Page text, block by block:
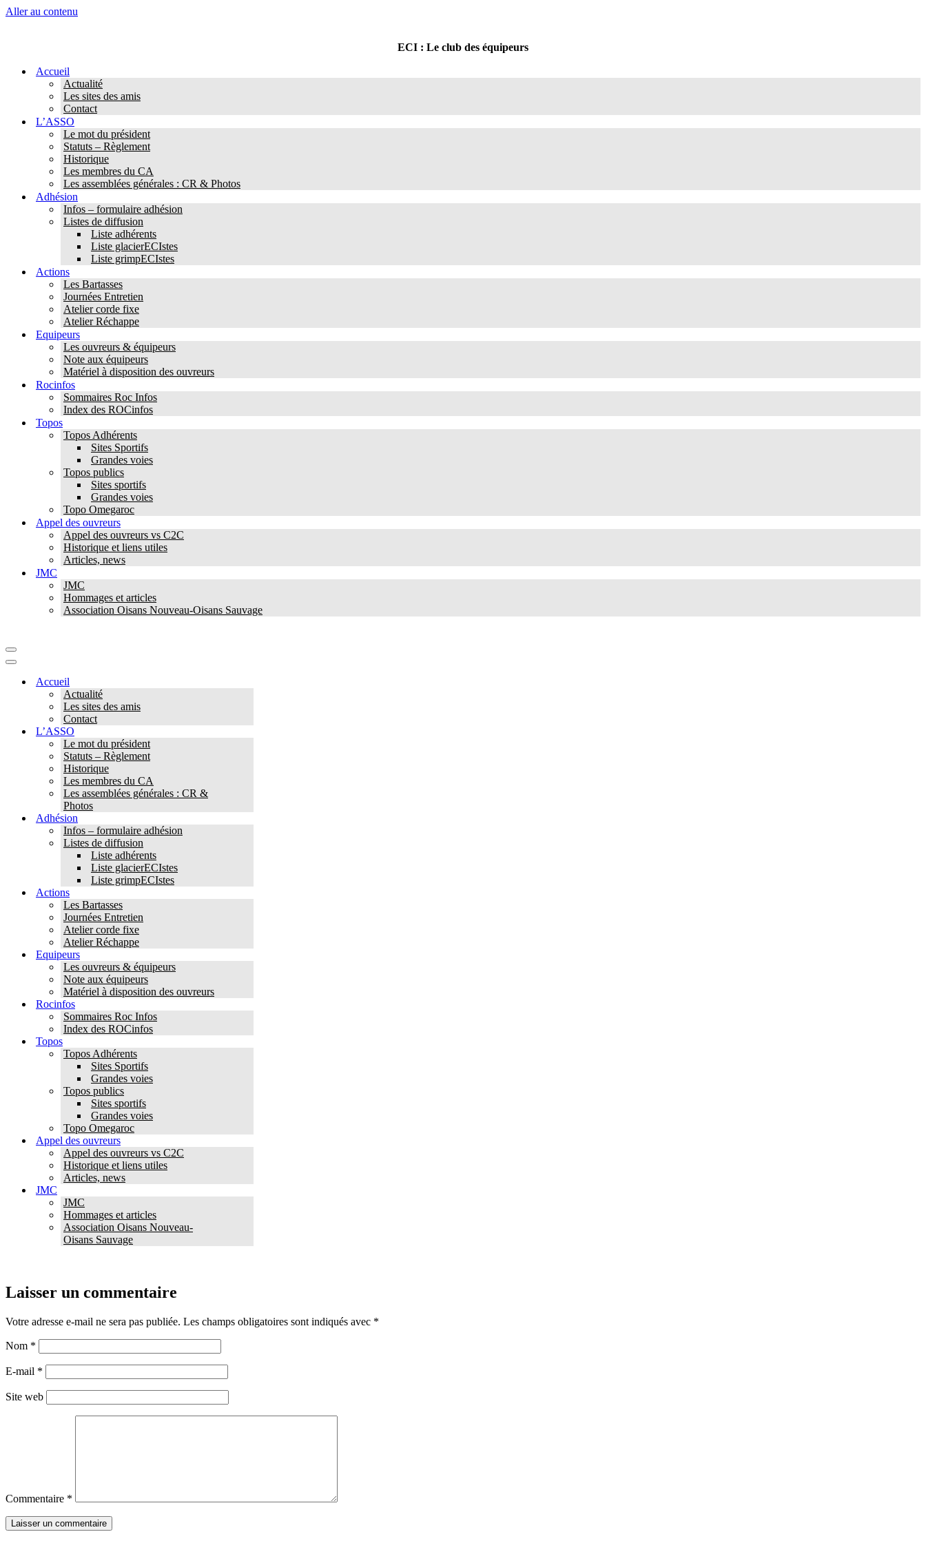
Aller au contenu
ECI : Le club des équipeurs
Accueil
Actualité
Les sites des amis
Contact
L’ASSO
Le mot du président
Statuts – Règlement
Historique
Les membres du CA
Les assemblées générales : CR & Photos
Adhésion
Infos – formulaire adhésion
Listes de diffusion
Liste adhérents
Liste glacierECIstes
Liste grimpECIstes
Actions
Les Bartasses
Journées Entretien
Atelier corde fixe
Atelier Réchappe
Equipeurs
Les ouvreurs & équipeurs
Note aux équipeurs
Matériel à disposition des ouvreurs
Rocinfos
Sommaires Roc Infos
Index des ROCinfos
Topos
Topos Adhérents
Sites Sportifs
Grandes voies
Topos publics
Sites sportifs
Grandes voies
Topo Omegaroc
Appel des ouvreurs
Appel des ouvreurs vs C2C
Historique et liens utiles
Articles, news
JMC
JMC
Hommages et articles
Association Oisans Nouveau-Oisans Sauvage
Menu
de
Menu
navigationAccueil
Actualité
Les sites des amis
Contact
L’ASSO
Le mot du président
Statuts – Règlement
Historique
Les membres du CA
Les assemblées générales : CR &
Photos
Adhésion
Infos – formulaire adhésion
Listes de diffusion
Liste adhérents
Liste glacierECIstes
Liste grimpECIstes
Actions
Les Bartasses
Journées Entretien
Atelier corde fixe
Atelier Réchappe
Equipeurs
Les ouvreurs & équipeurs
Note aux équipeurs
Matériel à disposition des ouvreurs
Rocinfos
Sommaires Roc Infos
Index des ROCinfos
Topos
Topos Adhérents
Sites Sportifs
Grandes voies
Topos publics
Sites sportifs
Grandes voies
Topo Omegaroc
Appel des ouvreurs
Appel des ouvreurs vs C2C
Historique et liens utiles
Articles, news
JMC
JMC
Hommages et articles
Association Oisans Nouveau-
Oisans Sauvage
Laisser un commentaire
Votre adresse e-mail ne sera pas publiée. Les champs obligatoires sont indiqués avec *
Nom *
E-mail *
Site web
Commentaire *